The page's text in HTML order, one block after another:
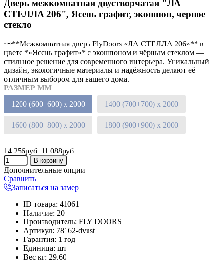
Дверь межкомнатная двустворчатая "ЛА
СТЕЛЛА 206", Ясень графит, экошпон, черное
стекло
**Межкомнатная дверь FlyDoors «ЛА СТЕЛЛА 206»** в
цвете *«Ясень графит»* с экошпоном и чёрным стеклом —
стильное решение для современного интерьера. Уникальный
дизайн, экологичные материалы и надёжность делают её
отличным выбором для вашего дома.
РАЗМЕР ММ
1200 (600+600) х 2000
1400 (700+700) х 2000
1600 (800+800) х 2000 1800 (900+900) х 2000
14 256руб. 11 088руб.
Дополнительные опции
Сравнить
Записаться на замер
ID товара: 41061
Наличие: 20
Производитель: FLY DOORS
Артикул: 78162-dvust
Гарантия: 1 год
Единица: шт
Вес кг: 29.60